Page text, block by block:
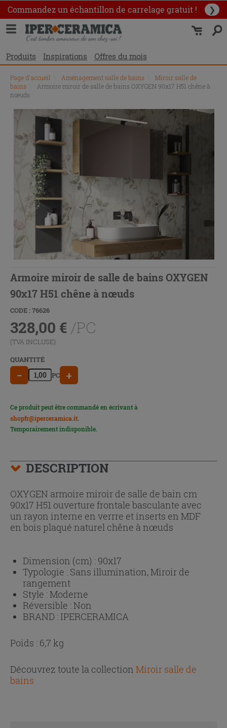
Commandez un échantillon de carrelage gratuit ! ❯
Produits Inspirations Offres du mois
Page d'accueil Aménagement salle de bains
Miroir salle de
bains
Armoire miroir de salle de bains OXYGEN 90x17 H51 chêne à
nœuds
Armoire miroir de salle de bains OXYGEN
90x17 H51 chêne à nœuds
CODE : 76626
328,00 € /PC
(TVA INCLUSE)
QUANTITÉ
− PC +
Ce produit peut être commandé en écrivant à
shopfr@iperceramica.it.
Temporairement indisponible.
DESCRIPTION
OXYGEN armoire miroir de salle de bain cm
90x17 H51 ouverture frontale basculante avec
un rayon interne en verrre et inserts en MDF
en bois plaqué naturel chêne à nœuds
Dimension (cm) : 90x17
Typologie : Sans illumination, Miroir de
rangement
Style :Moderne
Réversible :Non
BRAND : IPERCERAMICA
Poids : 6,7 kg
Découvrez toute la collection Miroir salle de
bains